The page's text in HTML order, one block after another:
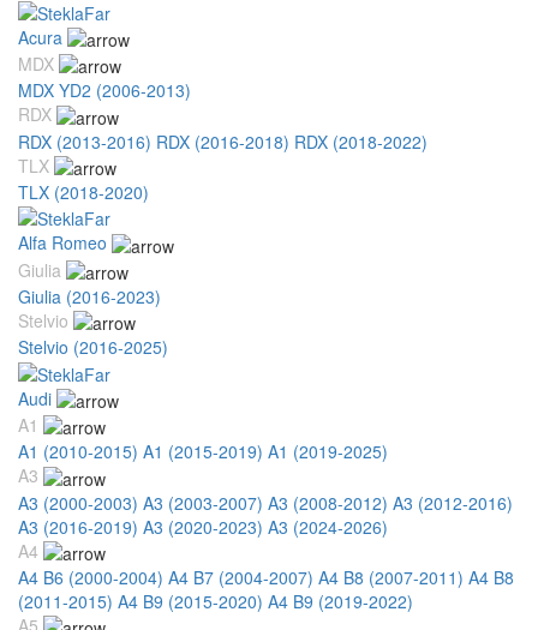
Acura
MDX
MDX YD2 (2006-2013)
RDX
RDX (2013-2016) RDX (2016-2018) RDX (2018-2022)
TLX
TLX (2018-2020)
Alfa Romeo
Giulia
Giulia (2016-2023)
Stelvio
Stelvio (2016-2025)
Audi
A1
A1 (2010-2015) A1 (2015-2019) A1 (2019-2025)
A3
A3 (2000-2003) A3 (2003-2007) A3 (2008-2012) A3 (2012-2016)
A3 (2016-2019) A3 (2020-2023) A3 (2024-2026)
A4
A4 B6 (2000-2004) A4 B7 (2004-2007) A4 B8 (2007-2011) A4 B8
(2011-2015) A4 B9 (2015-2020) A4 B9 (2019-2022)
A5